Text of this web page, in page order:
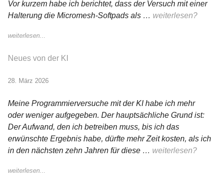
Vor kurzem habe ich berichtet, dass der Versuch mit einer
Halterung die Micromesh-Softpads als … weiterlesen?
weiterlesen...
Neues von der KI
28. März 2026
Meine Programmierversuche mit der KI habe ich mehr
oder weniger aufgegeben. Der hauptsächliche Grund ist:
Der Aufwand, den ich betreiben muss, bis ich das
erwünschte Ergebnis habe, dürfte mehr Zeit kosten, als ich
in den nächsten zehn Jahren für diese … weiterlesen?
weiterlesen...